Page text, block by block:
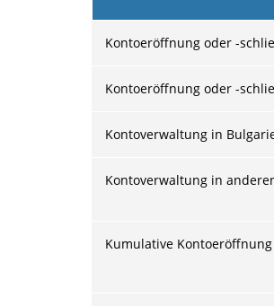
Kontoeröffnung oder -
Kontoeröffnung oder -
Kontoverwaltung in
Kontoverwaltung in
Kumulative Kontoeröffnung